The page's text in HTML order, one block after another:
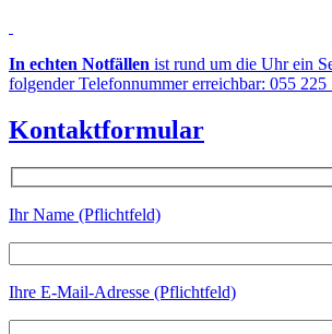
In echten Notfällen ist rund um die Uhr ein
folgender Telefonnummer erreichbar: 055 225
Kontaktformular
Ihr Name (Pflichtfeld)
Ihre E-Mail-Adresse (Pflichtfeld)